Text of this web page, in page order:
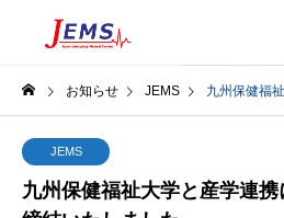
お知らせ JEMS 九州保健福祉大学と
JEMS
九州保健福祉大学と産学連